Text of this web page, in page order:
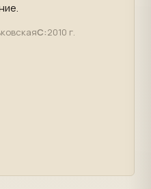
С:2010 г.